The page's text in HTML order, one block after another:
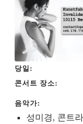
당일
콘서트 장소
음악가:
성미경, 콘트